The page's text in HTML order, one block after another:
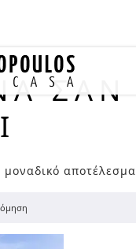
ΣΑΝ
μοναδικό αποτέλεσμα